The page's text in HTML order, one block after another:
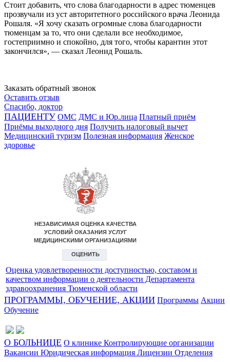
Стоит добавить, что слова благодарности в адрес тюменцев
прозвучали из уст авторитетного российского врача Леонида
Рошаля. «Я хочу сказать огромные слова благодарности
тюменцам за то, что они сделали все необходимое,
гостеприимно и спокойно, для того, чтобы карантин этот
закончился», — сказал Леонид Рошаль.
Заказать обратный звонок
Оставить отзыв
Спасибо, доктор
ПАЦИЕНТУ ОМС ДМС и Юр.лица Платный приём
Приёмы выходного дня Получить налоговый вычет
Медицинский туризм Полезная информация Женское
здоровье
Оценка удовлетворенности доступностью, составом и
качеством информации о деятельности Департамента
здравоохранения Тюменской области
ПРОГРАММЫ, ОБУЧЕНИЕ, АКЦИИ Программы Акции
Обучение
О БОЛЬНИЦЕ О клинике Контролирующие организации
Вакансии Юридическая информация Лицензии Отделения